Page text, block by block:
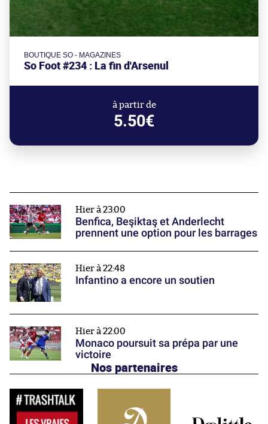
BOUTIQUE SO - MAGAZINES
So Foot #234 : La fin d'Arsenul
à partir de
5.50€
Hier à 23:00
Benfica, Beşiktaş et Anderlecht
prennent une option pour les barrages
Hier à 22:48
Infantino a encore un soutien
Hier à 22:00
Monaco poursuit sa prépa par une
victoire
Nos partenaires